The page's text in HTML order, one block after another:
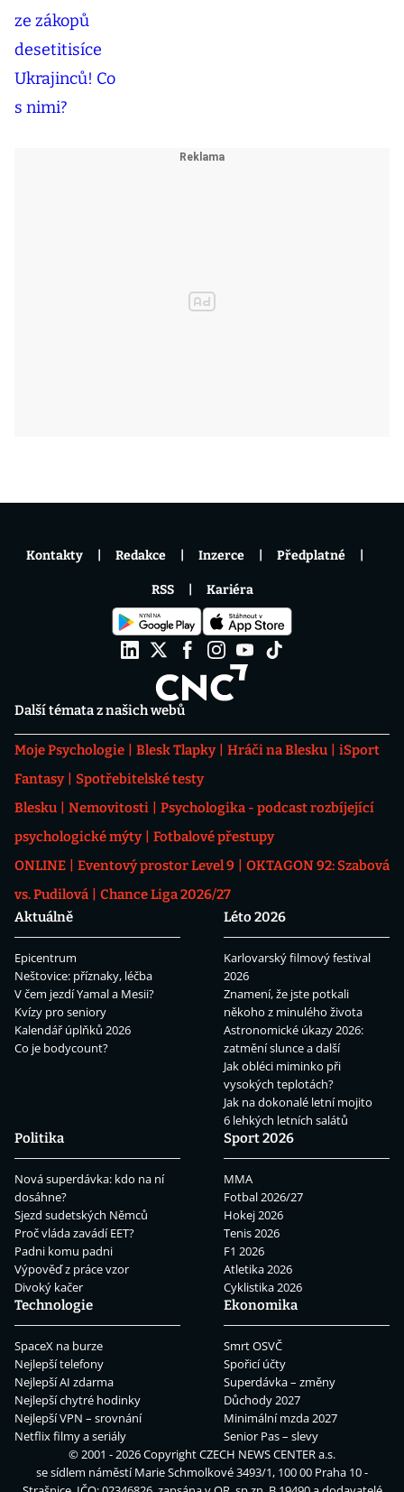
Další témata z našich webů
Moje Psychologie Blesk Tlapky Hráči na Blesku
iSport
Fantasy
Spotřebitelské testy
Blesku
Nemovitosti
Psychologika - podcast rozbíjející
psychologické mýty
Fotbalové přestupy
ONLINE
Eventový prostor Level 9
OKTAGON 92: Szabová
vs. Pudilová
Chance Liga 2026/27
Aktuálně
Epicentrum
Neštovice: příznaky, léčba
V čem jezdí Yamal a Mesii?
Kvízy pro seniory
Kalendář úplňků 2026
Co je bodycount?
Léto 2026
Karlovarský filmový festival
2026
Znamení, že jste potkali
někoho z minulého života
Astronomické úkazy 2026:
zatmění slunce a další
Jak obléci miminko při
vysokých teplotách?
Jak na dokonalé letní mojito
6 lehkých letních salátů
Politika
Nová superdávka: kdo na ní
dosáhne?
Sjezd sudetských Němců
Proč vláda zavádí EET?
Padni komu padni
Výpověď z práce vzor
Divoký kačer
Sport 2026
MMA
Fotbal 2026/27
Hokej 2026
Tenis 2026
F1 2026
Atletika 2026
Cyklistika 2026
Technologie
SpaceX na burze
Nejlepší telefony
Nejlepší AI zdarma
Nejlepší chytré hodinky
Nejlepší VPN – srovnání
Netflix filmy a seriály
Ekonomika
Smrt OSVČ
Spořicí účty
Superdávka – změny
Důchody 2027
Minimální mzda 2027
Senior Pas – slevy
Kontakty Redakce Inzerce Předplatné
RSS Kariéra
© 2001 - 2026 CopyrightCZECH NEWS CENTER a.s.
se sídlem náměstí Marie Schmolkové 3493/1, 100 00 Praha 10 -